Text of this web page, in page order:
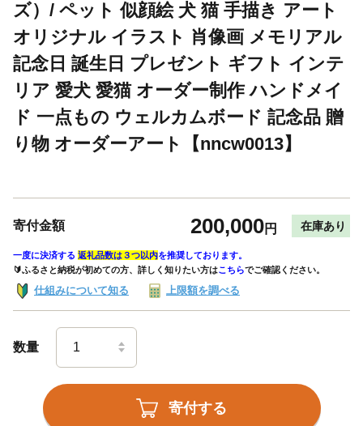
ズ）/ ペット 似顔絵 犬 猫 手描き アート
オリジナル イラスト 肖像画 メモリアル
記念日 誕生日 プレゼント ギフト インテ
リア 愛犬 愛猫 オーダー制作 ハンドメイ
ド 一点もの ウェルカムボード 記念品 贈
り物 オーダーアート【nncw0013】
寄付金額 200,000円 在庫あり
一度に決済する 返礼品数は３つ以内を推奨しております。
🔰ふるさと納税が初めての方、詳しく知りたい方はこちらでご確認ください。
仕組みについて知る 上限額を調べる
数量
寄付する